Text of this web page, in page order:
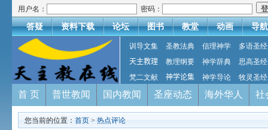
用户名： 密码：
答疑 资料下载 论坛 图书 教堂 动画 导航
训导文集 圣教法典 信理神学
多语圣经
天主教理
教理纲要 神学辞典
思高圣经
梵二文献
神学论集 神学导论 牧灵圣经
首 页 普世教闻 国内教闻 圣座动态 海外华人 社
您当前的位置： 首页 > 热点评论